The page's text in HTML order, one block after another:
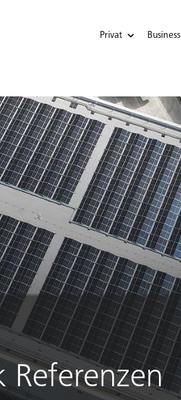
Privat Business
Referenzen